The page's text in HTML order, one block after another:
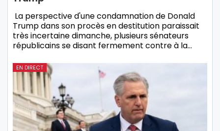
La perspective d'une condamnation de Donald
Trump dans son procès en destitution paraissait
très incertaine dimanche, plusieurs sénateurs
républicains se disant fermement contre à la…
EN DIRECT